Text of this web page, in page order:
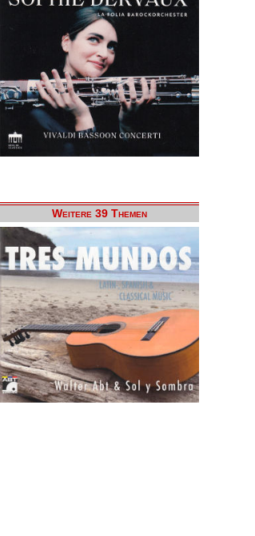
Weitere 39 Themen